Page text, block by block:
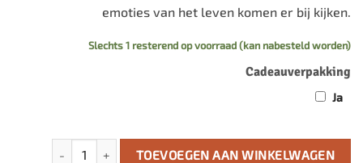
emoties van het leven komen er bij kijken.
Slechts 1 resterend op voorraad (kan nabesteld worden)
Cadeauverpakking
Ja
TOEVOEGEN AAN WINKELWAGEN